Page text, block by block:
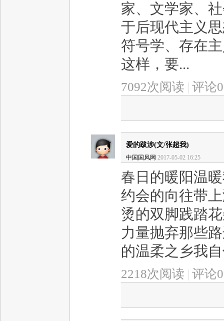
家、文学家、
于后现代主义
符号学、存在
这样，要...
7092次阅读 | 评论0
爱的跋涉(文/张超我)
中国国风网 2017-05-02 16:25
春日的暖阳温
约会的向往带
烫的双脚践踏
力量抛弃那些
的温柔之乡我
2218次阅读 | 评论0